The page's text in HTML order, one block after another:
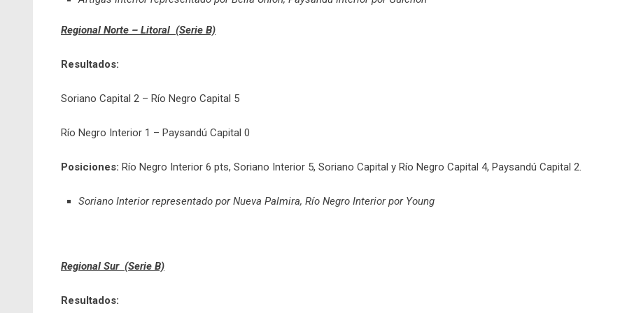
Regional Norte – Litoral (Serie B)
Resultados:
Soriano Capital 2 – Río Negro Capital 5
Río Negro Interior 1 – Paysandú Capital 0
Posiciones: Río Negro Interior 6 pts, Soriano Interior 5, Soriano Capital y Río Negro Capital 4, Paysandú Capital 2.
Soriano Interior representado por Nueva Palmira, Río Negro Interior por Young
Regional Sur (Serie B)
Resultados: